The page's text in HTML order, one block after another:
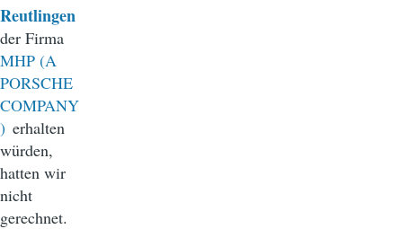
Reutlingen
der Firma
MHP (A
PORSCHE
COMPANY
) erhalten
würden,
hatten wir
nicht
gerechnet.